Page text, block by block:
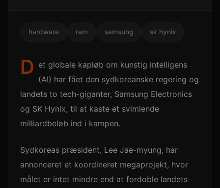
hardware ram samsung sk hynix
D et globale kapløb om kunstig intelligens
(AI) har fået den sydkoreanske regering og
landets to tech-giganter, Samsung Electronics
og SK Hynix, til at kaste et svimlende
milliardbeløb ind i kampen.
Sydkoreas præsident, Lee Jae-myung, har
annonceret et koordineret megaprojekt, hvor
målet er intet mindre end at fordoble landets